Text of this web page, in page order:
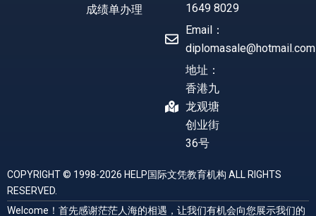
成绩单办理
1649 8029
Email：
diplomasale@hotmail.com
地址：
香港九
龙观塘
创业街
36号
COPYRIGHT © 1998-2026 HELP国际文凭教育机构 ALL RIGHTS
RESERVED.
Welcome！首先感谢茫茫人海的相遇，让我们有机会向您展示我们的